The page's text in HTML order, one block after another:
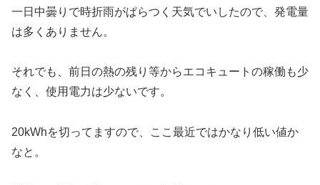
一日中曇りで時折雨がぱらつく天気でいしたので、発電量
は多くありません。
それでも、前日の熱の残り等からエコキュートの稼働も少
なく、使用電力は少ないです。
20kWhを切ってますので、ここ最近ではかなり低い値か
なと。